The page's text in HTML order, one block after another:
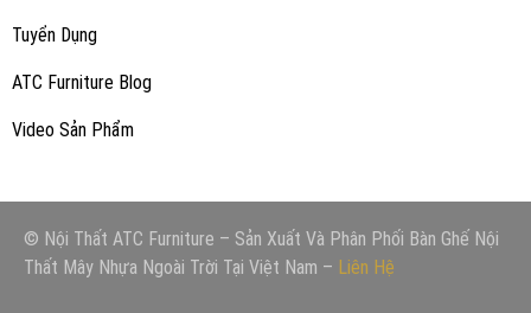
Tuyển Dụng
ATC Furniture Blog
Video Sản Phẩm
© Nội Thất ATC Furniture – Sản Xuất Và Phân Phối Bàn Ghế Nội
Thất Mây Nhựa Ngoài Trời Tại Việt Nam – Liên Hệ